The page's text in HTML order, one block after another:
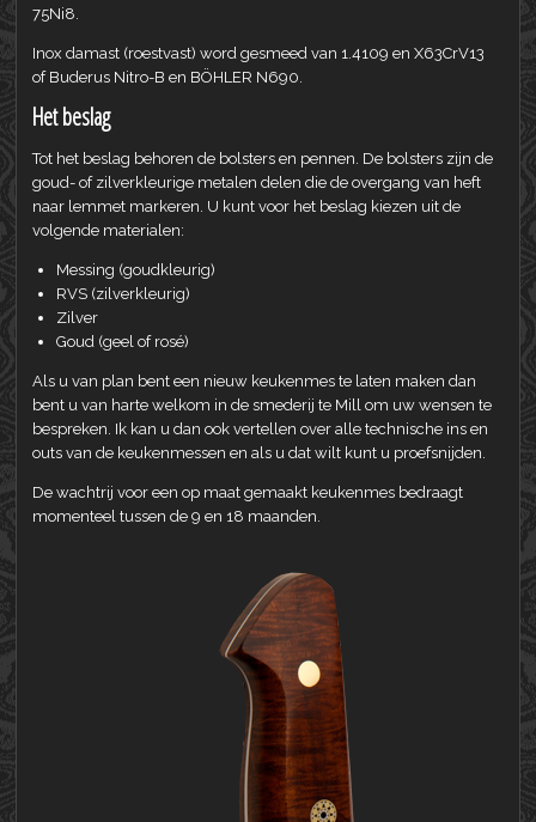
75Ni8.
Inox damast (roestvast) word gesmeed van 1.4109 en X63CrV13
of Buderus Nitro-B en BÖHLER N690.
Het beslag
Tot het beslag behoren de bolsters en pennen. De bolsters zijn de
goud- of zilverkleurige metalen delen die de overgang van heft
naar lemmet markeren. U kunt voor het beslag kiezen uit de
volgende materialen:
Messing (goudkleurig)
RVS (zilverkleurig)
Zilver
Goud (geel of rosé)
Als u van plan bent een nieuw keukenmes te laten maken dan
bent u van harte welkom in de smederij te Mill om uw wensen te
bespreken. Ik kan u dan ook vertellen over alle technische ins en
outs van de keukenmessen en als u dat wilt kunt u proefsnijden.
De wachtrij voor een op maat gemaakt keukenmes bedraagt
momenteel tussen de 9 en 18 maanden.